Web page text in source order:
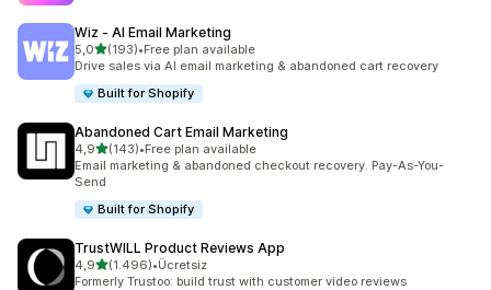
Wiz ‑ AI Email Marketing
5,05 yıldız üzerinden
(193)
toplam 193 değerlendirme
•Free plan available
Drive sales via AI email marketing & abandoned cart recovery
Built for Shopify
Abandoned Cart Email Marketing
4,95 yıldız üzerinden
(143)
toplam 143 değerlendirme
•Free plan available
Email marketing & abandoned checkout recovery. Pay-As-You-
Send
Built for Shopify
TrustWILL Product Reviews App
4,95 yıldız üzerinden
(1.496)
toplam 1496 değerlendirme
•Ücretsiz
Formerly Trustoo: build trust with customer video reviews